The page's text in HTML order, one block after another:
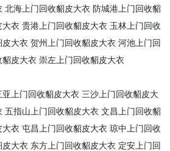
北海上门回收貂皮大衣 防城港上门回收貂
大衣 贵港上门回收貂皮大衣 玉林上门回收
皮大衣 贺州上门回收貂皮大衣 河池上门回
貂皮大衣 崇左上门回收貂皮大衣
亚上门回收貂皮大衣 三沙上门回收貂皮大
五指山上门回收貂皮大衣 文昌上门回收貂
大衣 屯昌上门回收貂皮大衣 琼中上门回收
皮大衣 东方上门回收貂皮大衣 定安上门回